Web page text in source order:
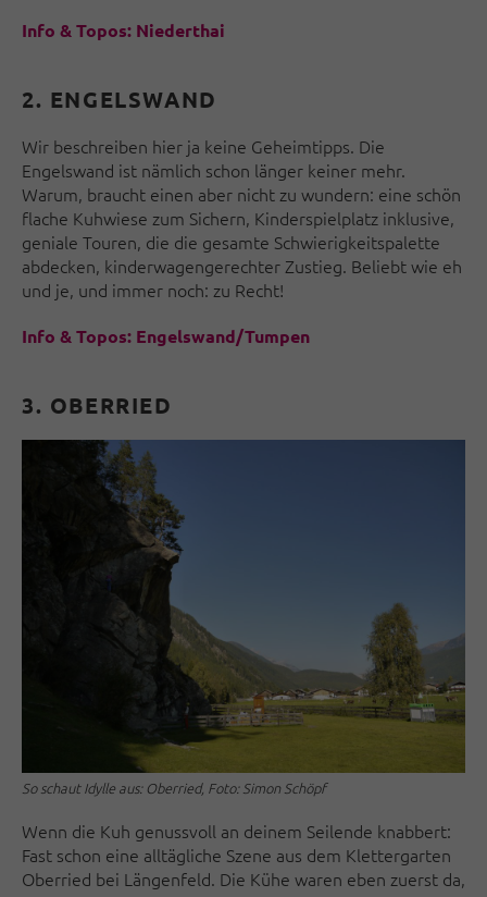
Info & Topos: Niederthai
2. ENGELSWAND
Wir beschreiben hier ja keine Geheimtipps. Die
Engelswand ist nämlich schon länger keiner mehr.
Warum, braucht einen aber nicht zu wundern: eine schön
flache Kuhwiese zum Sichern, Kinderspielplatz inklusive,
geniale Touren, die die gesamte Schwierigkeitspalette
abdecken, kinderwagengerechter Zustieg. Beliebt wie eh
und je, und immer noch: zu Recht!
Info & Topos: Engelswand/Tumpen
3. OBERRIED
So schaut Idylle aus: Oberried, Foto: Simon Schöpf
Wenn die Kuh genussvoll an deinem Seilende knabbert:
Fast schon eine alltägliche Szene aus dem Klettergarten
Oberried bei Längenfeld. Die Kühe waren eben zuerst da,